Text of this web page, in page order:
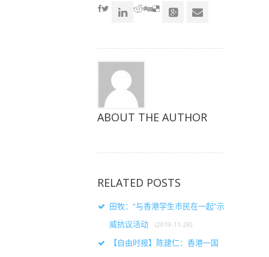
窗
口
窗
口
窗
口
ABOUT THE AUTHOR
RELATED POSTS
田牧：“与香港学生市民在一起”示
威抗议活动
(2019-11-28)
【自由时报】陈建仁：香港一国